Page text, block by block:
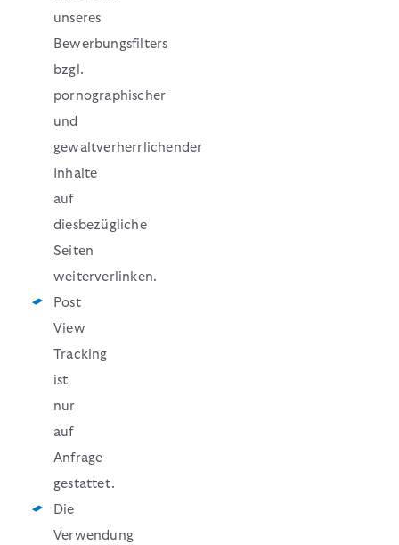
unseres
Bewerbungsfilters
bzgl.
pornographischer
und
gewaltverherrlichender
Inhalte
auf
diesbezügliche
Seiten
weiterverlinken.
Post
View
Tracking
ist
nur
auf
Anfrage
gestattet.
Die
Verwendung